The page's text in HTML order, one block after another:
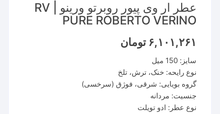
عطر ار وی پیور روبرتو ورینو | RV
PURE ROBERTO VERINO
۶,۱۰۱,۲۶۱ تومان
سایز: 150 میل
نوع رایحه: خنک، ترش، تلخ
گروه بویایی: شرقی، فوژق (سرخسی)
جنسیت: مردانه
نوع عطر: ادو تویلت